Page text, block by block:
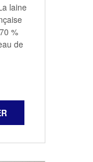
laine
%
de